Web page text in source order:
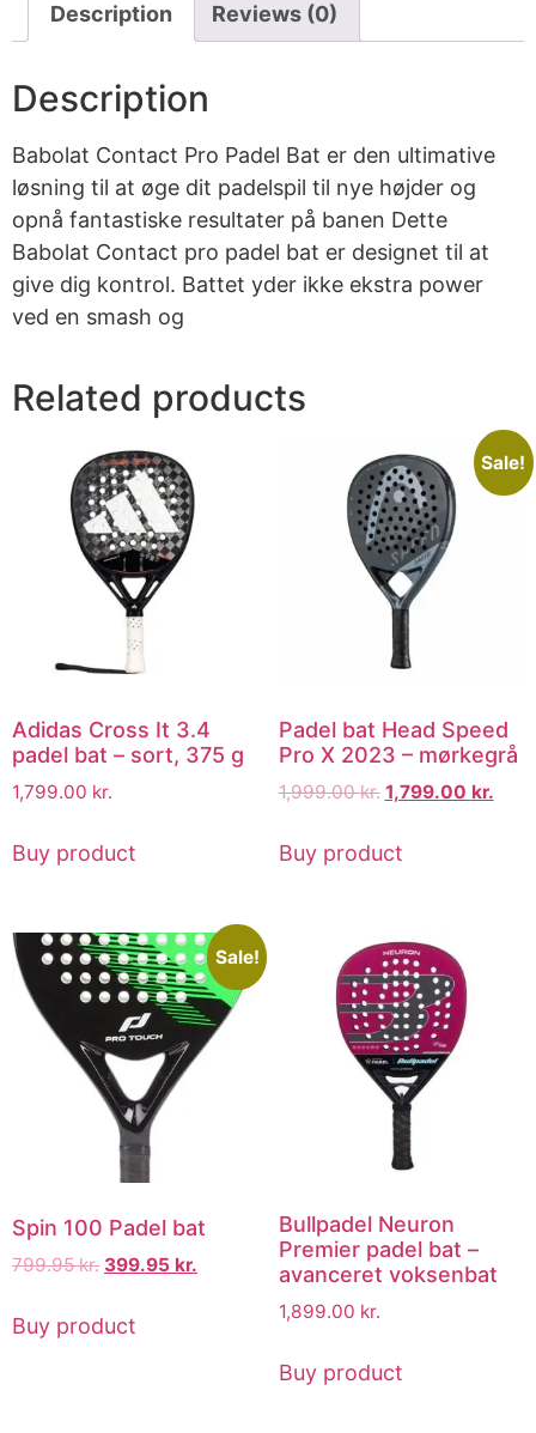
Description Reviews (0)
Description
Babolat Contact Pro Padel Bat er den ultimative
løsning til at øge dit padelspil til nye højder og
opnå fantastiske resultater på banen Dette
Babolat Contact pro padel bat er designet til at
give dig kontrol. Battet yder ikke ekstra power
ved en smash og
Related products
Adidas Cross It 3.4
padel bat – sort, 375 g
1,799.00 kr.
Buy product
Sale!
Padel bat Head Speed
Pro X 2023 – mørkegrå
1,999.00kr. 1,799.00 kr.
Buy product
Sale!
Spin 100 Padel bat
799.95kr. 399.95 kr.
Buy product
Bullpadel Neuron
Premier padel bat –
avanceret voksenbat
1,899.00 kr.
Buy product